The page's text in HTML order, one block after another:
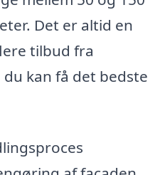
Det er altid en
tilbud fra
kan få det bedste